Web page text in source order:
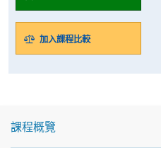
加入課程比較
課程概覽